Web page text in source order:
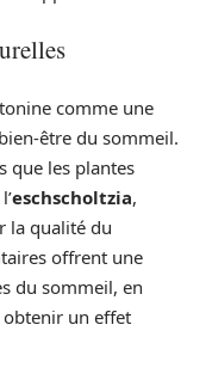
comme une
être du sommeil.
que les plantes
eschscholtzia,
la qualité du
offrent une
du sommeil, en
un effet